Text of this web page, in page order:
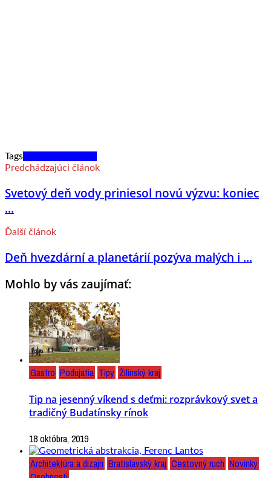
Tags
Predchádzajúci článok
Svetový deň vody priniesol novú výzvu: koniec
...
Ďalší článok
Deň hvezdární a planetárií pozýva malých i ...
Mohlo by vás zaujímať:
Gastro Podujatia Tipy Žilinský kraj
Tip na jesenný víkend s deťmi: rozprávkový svet a
tradičný Budatínsky rínok
18 októbra, 2019
Architektúra a dizajn Bratislavský kraj Cestovný ruch Novinky